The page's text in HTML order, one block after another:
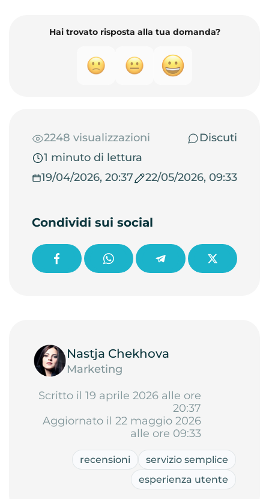
Hai trovato risposta alla tua domanda?
2248 visualizzazioni
Discuti
1 minuto di lettura
19/04/2026, 20:37
22/05/2026, 09:33
Condividi sui social
Nastja Chekhova
Marketing
Scritto il 19 aprile 2026 alle ore
20:37
Aggiornato il 22 maggio 2026
alle ore 09:33
recensioni
servizio semplice
esperienza utente